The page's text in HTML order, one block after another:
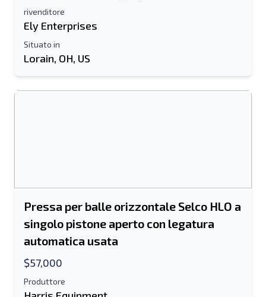
rivenditore
Ely Enterprises
Situato in
Lorain, OH, US
Pressa per balle orizzontale Selco HLO a
singolo pistone aperto con legatura
automatica usata
$57,000
Produttore